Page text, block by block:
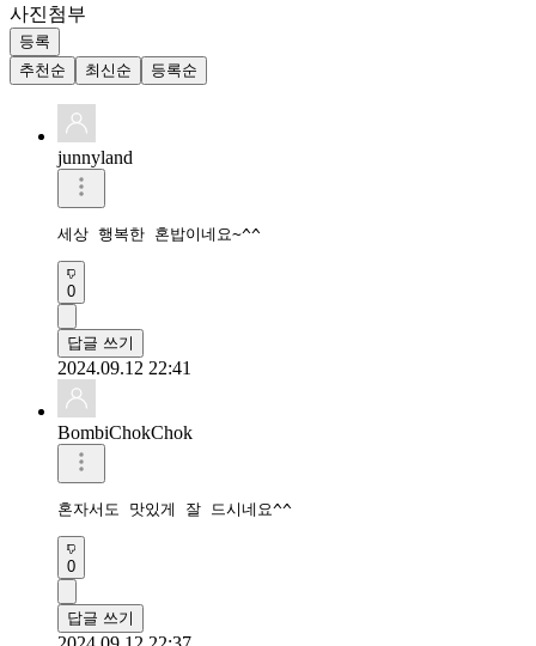
사진첨부
등록
추천순
최신순 등록순
junnyland
세상 행복한 혼밥이네요~^^
0
답글 쓰기
2024.09.12 22:41
BombiChokChok
혼자서도 맛있게 잘 드시네요^^
0
답글 쓰기